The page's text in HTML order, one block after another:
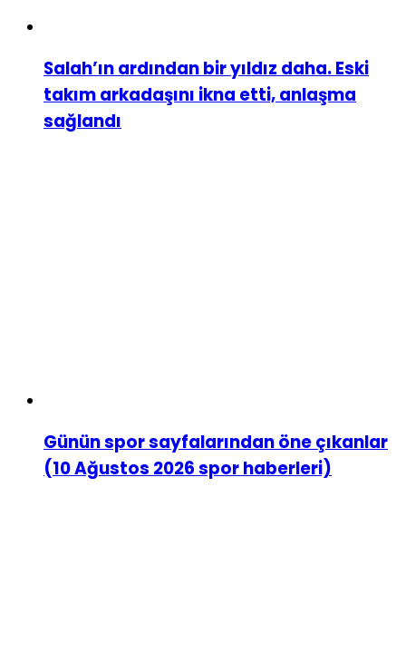
Salah’ın ardından bir yıldız daha. Eski
takım arkadaşını ikna etti, anlaşma
sağlandı
Günün spor sayfalarından öne çıkanlar
(10 Ağustos 2026 spor haberleri)